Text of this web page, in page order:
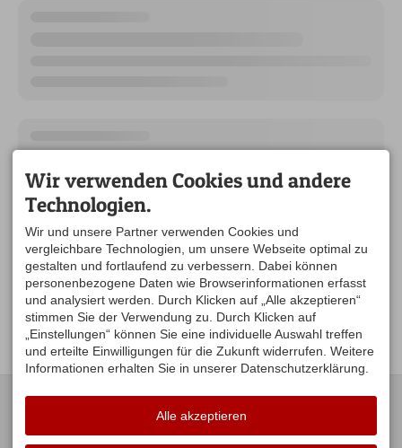
KONTAKT
Hauptstraße 16
UNSERE
ÖFFNUNGSZEITEN:
Wir verwenden Cookies und andere
Technologien.
Wir und unsere Partner verwenden Cookies und
vergleichbare Technologien, um unsere Webseite optimal zu
gestalten und fortlaufend zu verbessern. Dabei können
personenbezogene Daten wie Browserinformationen erfasst
und analysiert werden. Durch Klicken auf „Alle akzeptieren“
stimmen Sie der Verwendung zu. Durch Klicken auf
„Einstellungen“ können Sie eine individuelle Auswahl treffen
und erteilte Einwilligungen für die Zukunft widerrufen. Weitere
Informationen erhalten Sie in unserer Datenschutzerklärung.
Alle akzeptieren